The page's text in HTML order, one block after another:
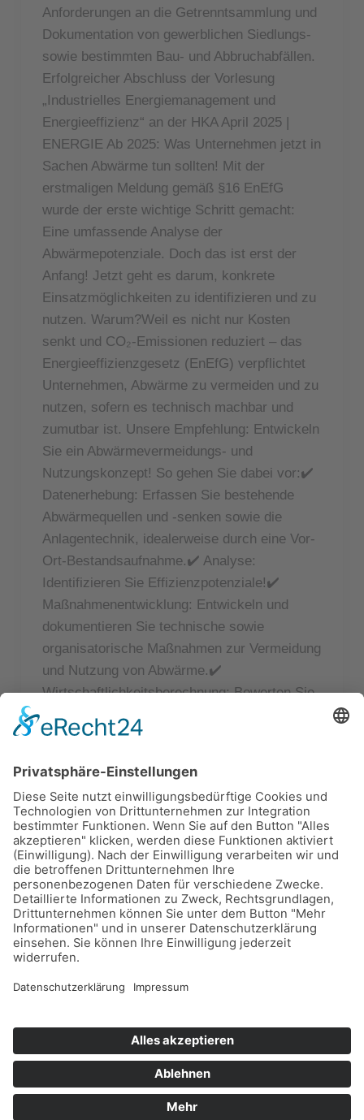
Anforderungen an die Getrenntsammlung und
Dokumentation von gewerblichen Siedlungs-
sowie bestimmten Bau- und Abbruchabfällen.
Erfolgreicher Abschluss der Vorlesung
„Industrielles Energiemanagement und
Energieeffizienz“ an der HKA April 2025 |
ENERGIE Ab 2025: Was Unternehmen jetzt in
Sachen Abwärme tun sollten! Mit der
erstmaligen Meldung gemäß §16 EnEfG
wurde der erste wichtige Schritt gemacht:
Eine umfassende Analyse der
Abwärmepotenziale. Doch das ist erst der
Anfang! Jetzt geht es darum, konkrete
Einsatzmöglichkeiten zu identifizieren und zu
nutzen. Warum?Weil es nicht nur Kosten
senkt und CO₂-Emissionen reduziert – das
Energieeffizienzgesetz (EnEfG) verpflichtet
Unternehmen, Abwärme zu vermeiden und zu
nutzen, sofern es technisch machbar und
zumutbar ist. Unsere Empfehlung: Entwickeln
Sie ein Abwärmevermeidungs- und
Nutzungskonzept! So gehen Sie dabei vor:✔️
Datenerhebung: Erfassen Sie bestehende
Abwärmequellen und -senken sowie die
Anlagentechnik, idealerweise durch eine Vor-
Ort-Bestandsaufnahme.✔️ Analyse:
Identifizieren Sie Effizienzpotenziale!✔️
Maßnahmenentwicklung: Entwickeln und
dokumentieren Sie technische sowie
organisatorische Maßnahmen zur Vermeidung
und Nutzung von Abwärme.✔️
Wirtschaftlichkeitsberechnung: Bewerten Sie
Wirtschaftlichkeitsberechnungen. Und denken
Aktualisierung Ihrer Daten im
Abwärmekataster! Nutzen Sie die Chancen,
die das EnEfG bietet, und machen Sie
Abwärme zu einer wertvollen Ressource!
Haben Sie schon ein Abwärmekonzept oder
benötigen Sie Unterstützung? Dann sprechen
Sie uns gerne an! Interesse? Wir helfen
Ihnen gerne weiter.energie@braun-edl.de+49
7253 / 9212 – 460 Bereit loszulegen?
←Zurück 1 … 3 4